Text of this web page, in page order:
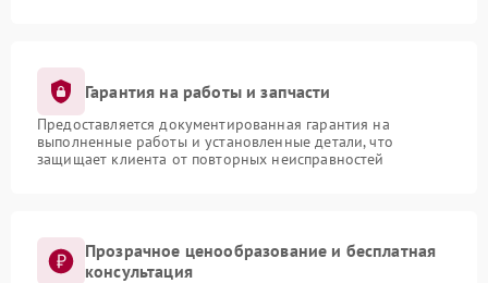
Гарантия на работы и запчасти
Предоставляется документированная гарантия на
выполненные работы и установленные детали, что
защищает клиента от повторных неисправностей
Прозрачное ценообразование и бесплатная
консультация